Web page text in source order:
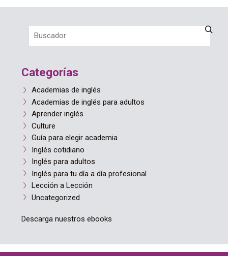
Categorías
Academias de inglés
Academias de inglés para adultos
Aprender inglés
Culture
Guía para elegir academia
Inglés cotidiano
Inglés para adultos
Inglés para tu día a día profesional
Lección a Lección
Uncategorized
Descarga nuestros ebooks